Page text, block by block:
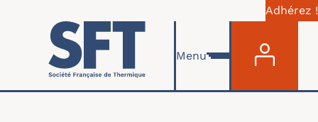
Skip to main content
Adhérez !
Menu